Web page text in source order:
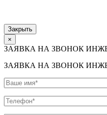
Закрыть
×
ЗАЯВКА НА ЗВОНОК
ЗАЯВКА НА ЗВОНОК